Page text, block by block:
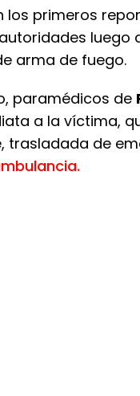
los primeros
luego
arma de fuego.
paramédicos de
a la víctima,
trasladada de